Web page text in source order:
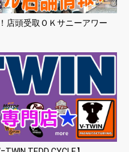
店頭受取ＯＫサニーアワー